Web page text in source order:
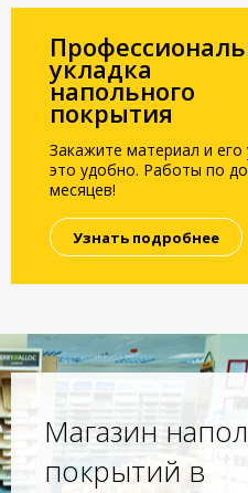
укладка
напольного
покрытия
Закажите материал и
это удобно. Работы по
месяцев!
Узнать подробнее
Магазин
покрытий в